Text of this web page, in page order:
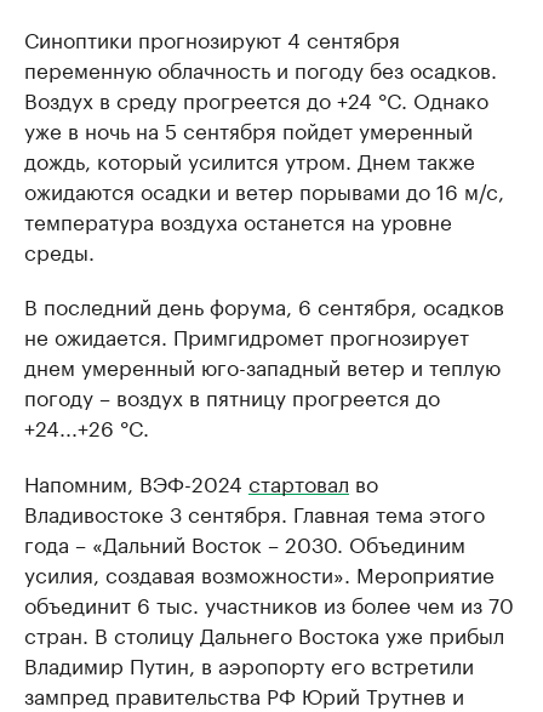
Синоптики прогнозируют 4 сентября
переменную облачность и погоду без осадков.
Воздух в среду прогреется до +24 °C. Однако
уже в ночь на 5 сентября пойдет умеренный
дождь, который усилится утром. Днем также
ожидаются осадки и ветер порывами до 16 м/с,
температура воздуха останется на уровне
среды.
В последний день форума, 6 сентября, осадков
не ожидается. Примгидромет прогнозирует
днем умеренный юго-западный ветер и теплую
погоду – воздух в пятницу прогреется до
+24...+26 °C.
Напомним, ВЭФ-2024 стартовал во
Владивостоке 3 сентября. Главная тема этого
года – «Дальний Восток – 2030. Объединим
усилия, создавая возможности». Мероприятие
объединит 6 тыс. участников из более чем из 70
стран. В столицу Дальнего Востока уже прибыл
Владимир Путин, в аэропорту его встретили
зампред правительства РФ Юрий Трутнев и